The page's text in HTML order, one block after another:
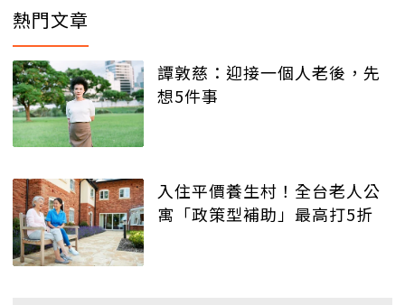
熱門文章
譚敦慈：迎接一個人老後，先
想5件事
入住平價養生村！全台老人公
寓「政策型補助」最高打5折